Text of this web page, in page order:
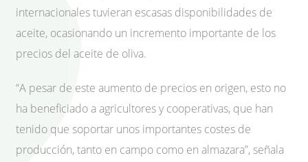
internacionales tuvieran escasas disponibilidades de
aceite, ocasionando un incremento importante de los
precios del aceite de oliva.
“A pesar de este aumento de precios en origen, esto no
ha beneficiado a agricultores y cooperativas, que han
tenido que soportar unos importantes costes de
producción, tanto en campo como en almazara”, señala